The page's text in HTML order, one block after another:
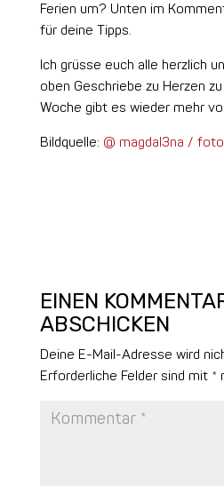
Ferien um? Unten im
für deine Tipps.
Ich grüsse euch alle herzlich
oben Geschriebe zu Herzen
Woche gibt es wieder mehr
Bildquelle: @ magdal3na /
EINEN
ABSCHICKEN
Deine E-Mail-Adresse wird
Erforderliche Felder sind mit *